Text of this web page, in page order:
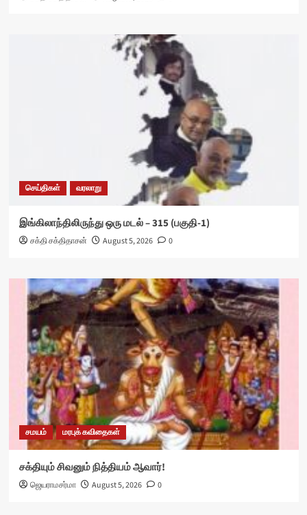
செய்திகள் வரலாறு
இங்கிலாந்திலிருந்து ஒரு மடல் – 315 (பகுதி-1)
சக்தி சக்திதாசன் August 5, 2026 0
சமயம் மரபுக் கவிதைகள்
சக்தியும் சிவனும் நித்தியம் ஆவார்!
ஜெயராமசர்மா August 5, 2026 0